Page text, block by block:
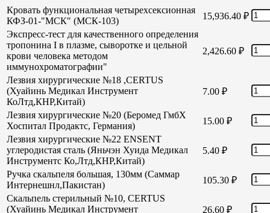
Кровать функциональная четырехсексионная
КФЗ-01-"МСК" (МСК-103)
15,936.40 ₽
Экспресс-тест для качественного определения
тропонина I в плазме, сыворотке и цельной
крови человека методом
иммунохроматографии"
2,426.60 ₽
Лезвия хирургические №18 ,CERTUS
(Хуайинь Медикал Инструмент
КоЛтд,КНР,Китай)
7.00 ₽
Лезвия хирургические №20 (Беромед ГмбХ
Хоспитал Продактс, Германия)
15.00 ₽
Лезвия хирургические №22 ENSENT
углеродистая сталь (Яньчэн Хуида Медикал
Инструментс Ко,Лтд,КНР,Китай)
5.40 ₽
Ручка скальпеля большая, 130мм (Саммар
Интернешнл,Пакистан)
105.30 ₽
Скальпель стерильный №10, CERTUS
(Хуайинь Медикал Инструмент
26.60 ₽